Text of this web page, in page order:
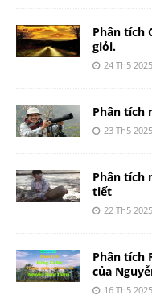
Phân tích
giỏi.
24 Th5 2025
Phân tích
23 Th5 2025
Phân tích
tiết
22 Th5 2025
Phân tích
của
16 Th5 2025